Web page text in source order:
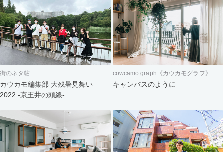
街のネタ帖
カウカモ編集部 大残暑見舞い
2022 -京王井の頭線-
cowcamo graph《カウカモグラフ》
キャンバスのように